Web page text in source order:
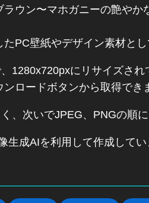
ウン〜マホガニーの艶や
PC壁紙やデザイン素材とし
1280x720pxにリサイズされ
ロードボタンから取得でき
、次いでJPEG、PNGの順に
成AIを利用して作成してい